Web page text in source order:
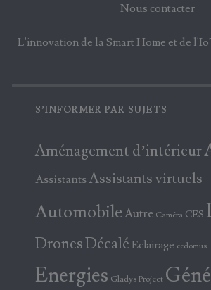
Nous contacter
L'innovation de la Smart Home et de
S’INFORMER PAR SUJETS
Aménagement d’intérieur
AssistantsAssistants virtuels
AutomobileAutre Caméra CES
DronesDécalé Eclairage eedomus
Energies Gladys Project